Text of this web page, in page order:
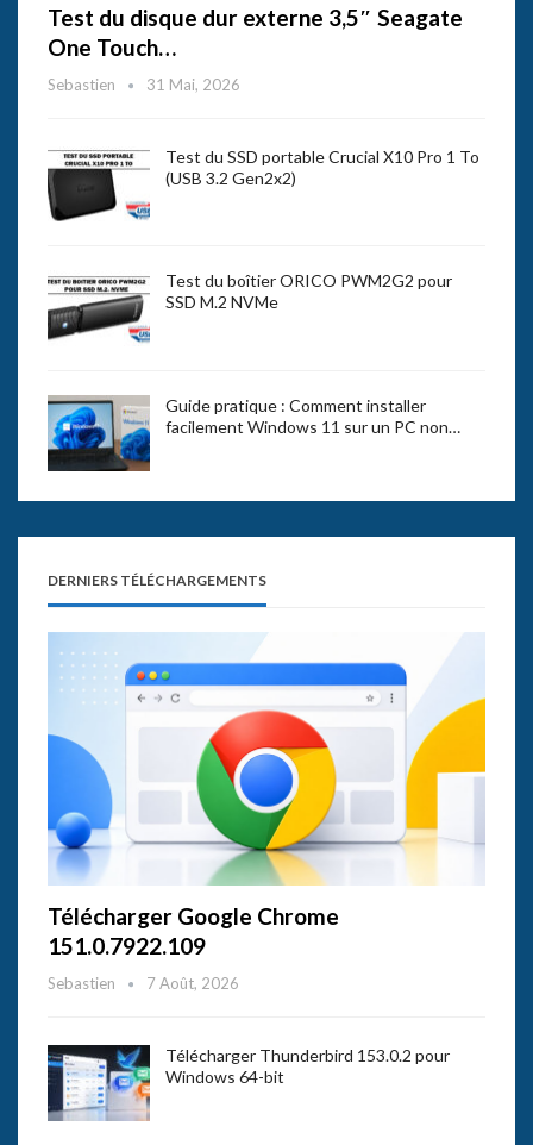
Test du disque dur externe 3,5″ Seagate
One Touch…
Sebastien 31 Mai, 2026
Test du SSD portable Crucial X10 Pro 1 To
(USB 3.2 Gen2x2)
Test du boîtier ORICO PWM2G2 pour
SSD M.2 NVMe
Guide pratique : Comment installer
facilement Windows 11 sur un PC non…
DERNIERS TÉLÉCHARGEMENTS
Télécharger Google Chrome
151.0.7922.109
Sebastien 7 Août, 2026
Télécharger Thunderbird 153.0.2 pour
Windows 64-bit